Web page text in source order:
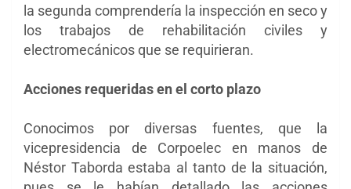
la segunda comprendería la inspección en seco y
los trabajos de rehabilitación civiles y
electromecánicos que se requirieran.
Acciones requeridas en el corto plazo
Conocimos por diversas fuentes, que la
vicepresidencia de Corpoelec en manos de
Néstor Taborda estaba al tanto de la situación,